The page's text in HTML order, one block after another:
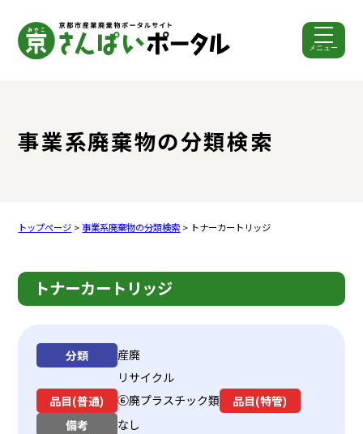
メニュー
事業系廃棄物の分類検索
トップページ >事業系廃棄物の分類検索 > トナーカートリッジ
トナーカートリッジ
分類
産廃
リサイクル
品目(普通)
⑥廃プラスチック類
品目(特管)
備考
なし